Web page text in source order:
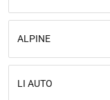
ALPINE
LI AUTO